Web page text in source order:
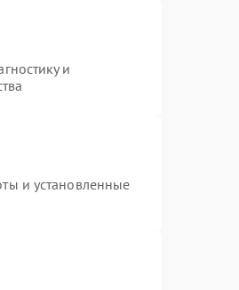
и
и установленные